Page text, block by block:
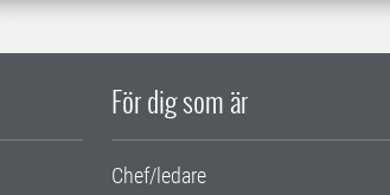
För dig som är
Chef/ledare